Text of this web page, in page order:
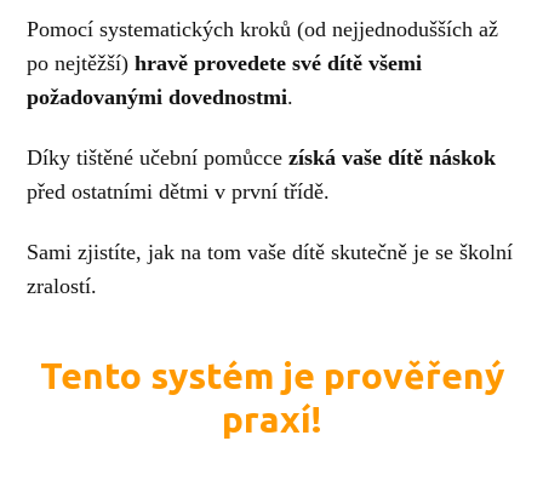
Pomocí systematických kroků (od nejjednodušších až
po nejtěžší)hravě provedete své dítě všemi
požadovanými dovednostmi.
Díky tištěné učební pomůccezíská vaše dítě náskok
před ostatními dětmi v první třídě.
Sami zjistíte, jak na tom vaše dítě skutečně je se školní
zralostí.
Tento systém je prověřený
praxí!